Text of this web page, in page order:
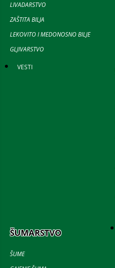
LIVADARSTVO
ZAŠTITA BILJA
LEKOVITO I MEDONOSNO BILJE
GLJIVARSTVO
VESTI
ŠUMARSTVO
ŠUME